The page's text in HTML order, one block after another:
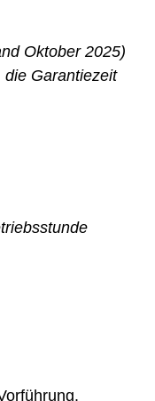
Oktober 2025)
Garantiezeit